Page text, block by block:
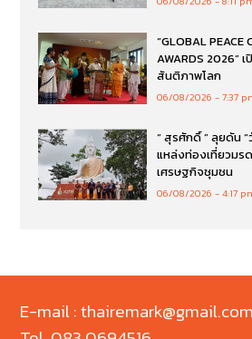
“GLOBAL PEACE
AWARDS 2026”
สันติภาพโลก
06/08/2026 7:37
“ สุรศักดิ์ ” ลุยดัน
แหล่งท่องเที่ยวมร
เศรษฐกิจชุมชน
06/08/2026 4:17
E-mail : thairemark@gmail.com